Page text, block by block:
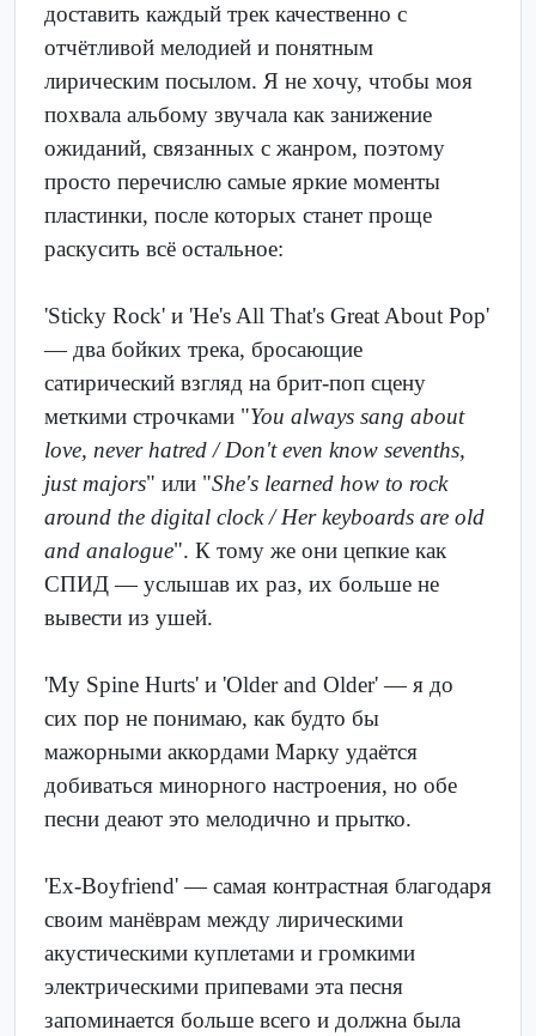
доставить каждый трек качественно с
отчётливой мелодией и понятным
лирическим посылом. Я не хочу, чтобы моя
похвала альбому звучала как занижение
ожиданий, связанных с жанром, поэтому
просто перечислю самые яркие моменты
пластинки, после которых станет проще
раскусить всё остальное:
'Sticky Rock' и 'He's All That's Great About Pop'
— два бойких трека, бросающие
сатирический взгляд на брит-поп сцену
меткими строчками "You always sang about
love, never hatred / Don't even know sevenths,
just majors" или "She's learned how to rock
around the digital clock / Her keyboards are old
and analogue". К тому же они цепкие как
СПИД — услышав их раз, их больше не
вывести из ушей.
'My Spine Hurts' и 'Older and Older' — я до
сих пор не понимаю, как будто бы
мажорными аккордами Марку удаётся
добиваться минорного настроения, но обе
песни деают это мелодично и прытко.
'Ex-Boyfriend' — самая контрастная благодаря
своим манёврам между лирическими
акустическими куплетами и громкими
электрическими припевами эта песня
запоминается больше всего и должна была